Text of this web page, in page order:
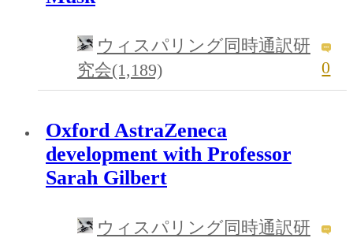
ウィスパリング同時通訳研
究会(1,189)
0
Oxford AstraZeneca
development with Professor
Sarah Gilbert
ウィスパリング同時通訳研